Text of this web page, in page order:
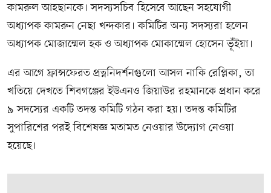
কামরুল আহছানকে। সদস্যসচিব হিসেবে আছেন সহযোগী
অধ্যাপক কামরুন নেছা খন্দকার। কমিটির অন্য সদস্যরা হলেন
অধ্যাপক মোজাম্মেল হক ও অধ্যাপক মোকাম্মেল হোসেন ভূঁইয়া।
এর আগে ফ্রান্সফেরত প্রত্ননিদর্শনগুলো আসল নাকি রেপ্লিকা, তা
খতিয়ে দেখতে শিবগঞ্জের ইউএনও জিয়াউর রহমানকে প্রধান করে
৯ সদস্যের একটি তদন্ত কমিটি গঠন করা হয়। তদন্ত কমিটির
সুপারিশের পরই বিশেষজ্ঞ মতামত নেওয়ার উদ্যোগ নেওয়া
হয়েছে।